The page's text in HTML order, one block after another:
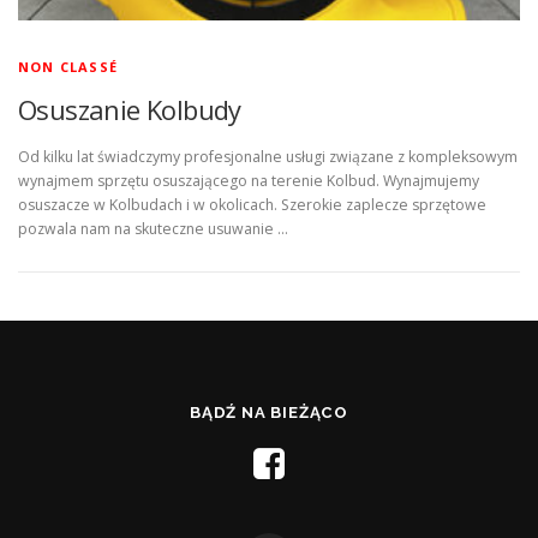
NON CLASSÉ
Osuszanie Kolbudy
Od kilku lat świadczymy profesjonalne usługi związane z kompleksowym
wynajmem sprzętu osuszającego na terenie Kolbud. Wynajmujemy
osuszacze w Kolbudach i w okolicach. Szerokie zaplecze sprzętowe
pozwala nam na skuteczne usuwanie …
BĄDŹ NA BIEŻĄCO